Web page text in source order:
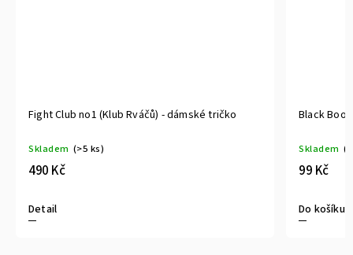
Fight Club no1 (Klub Rváčů) - dámské tričko
Skladem (>5 ks)
490 Kč
Detail
Black
Skladem
99 Kč
Do košíku